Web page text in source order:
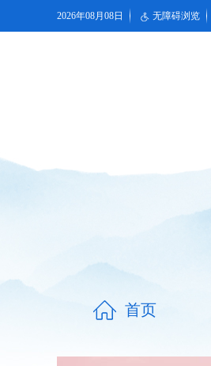
2026年08月08日 无障碍浏览
首页